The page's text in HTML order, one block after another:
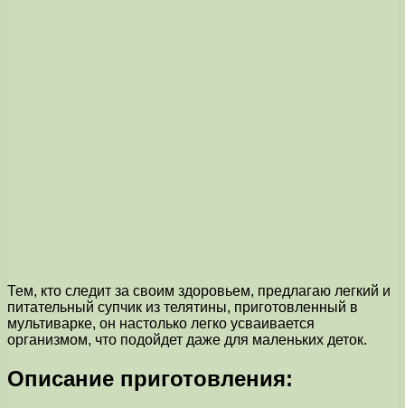
Тем, кто следит за своим здоровьем, предлагаю легкий и
питательный супчик из телятины, приготовленный в
мультиварке, он настолько легко усваивается
организмом, что подойдет даже для маленьких деток.
Описание приготовления: